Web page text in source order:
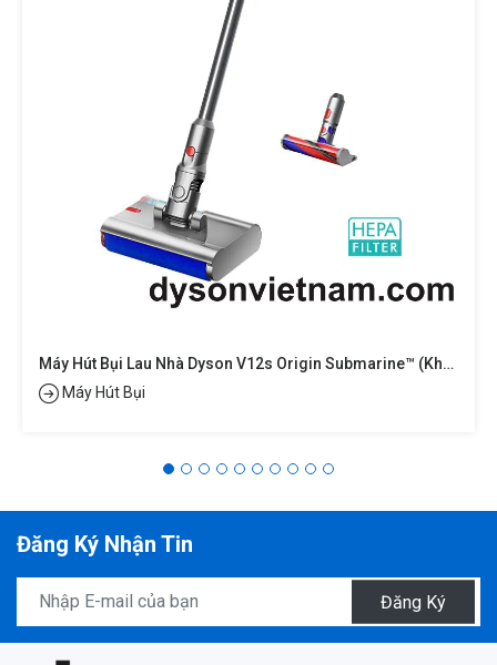
Máy Hút Bụi Lau Nhà Dyson V12s Origin Submarine™ (khô Và Ướt)
Máy Hút Bụi
Đăng Ký Nhận Tin
Đăng Ký